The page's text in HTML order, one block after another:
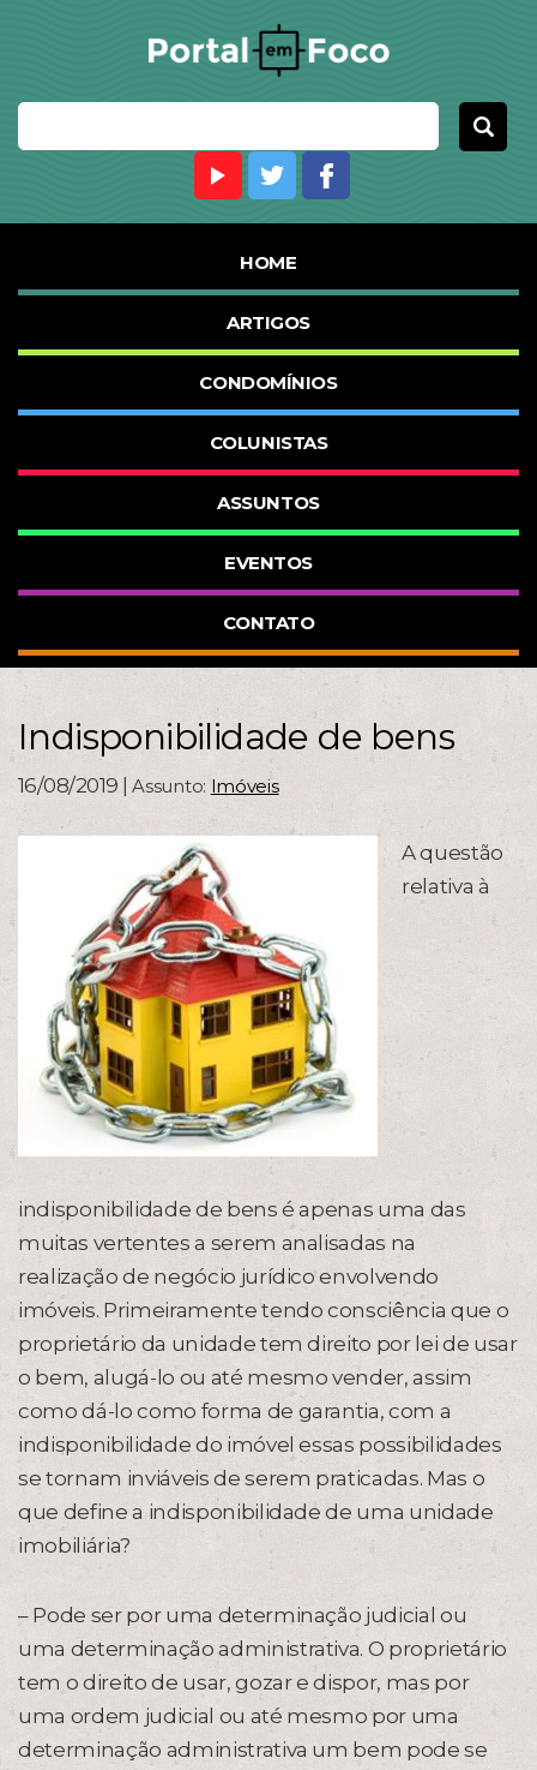
HOME
ARTIGOS
CONDOMÍNIOS
COLUNISTAS
ASSUNTOS
EVENTOS
CONTATO
Indisponibilidade de bens
16/08/2019 |Assunto: Imóveis
A questão
relativa à
indisponibilidade de bens é apenas uma das
muitas vertentes a serem analisadas na
realização de negócio jurídico envolvendo
imóveis. Primeiramente tendo consciência que o
proprietário da unidade tem direito por lei de usar
o bem, alugá-lo ou até mesmo vender, assim
como dá-lo como forma de garantia, com a
indisponibilidade do imóvel essas possibilidades
se tornam inviáveis de serem praticadas. Mas o
que define a indisponibilidade de uma unidade
imobiliária?
– Pode ser por uma determinação judicial ou
uma determinação administrativa. O proprietário
tem o direito de usar, gozar e dispor, mas por
uma ordem judicial ou até mesmo por uma
determinação administrativa um bem pode se